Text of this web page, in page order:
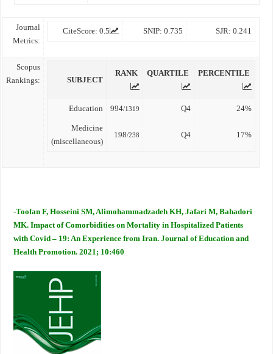
Journal
Metrics:
CiteScore: 0.5 SNIP: 0.735 SJR: 0.241
Scopus
Rankings:
SUBJECT
RANK QUARTILE PERCENTILE
Education 994/1319 Q4 24%
Medicine
(miscellaneous)
198/238 Q4 17%
-Toofan F, Hosseini SM, Alimohammadzadeh KH, Jafari M, Bahadori
MK. Impact of Comorbidities on Mortality in Hospitalized Patients
with Covid – 19: An Experience from Iran. Journal of Education and
Health Promotion. 2021; 10:460